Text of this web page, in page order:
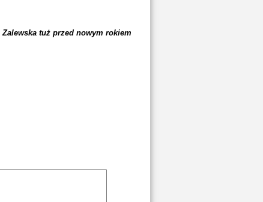
tuż przed nowym rokiem